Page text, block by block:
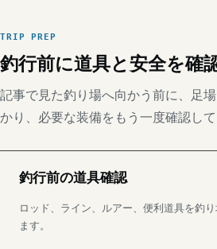
TRIP PREP
釣行前に道具と安全を確
記事で見た釣り場へ向かう前に、足
かり、必要な装備をもう一度確認して
釣行前の道具確認
ロッド、ライン、ルアー、便利道具を釣
ます。